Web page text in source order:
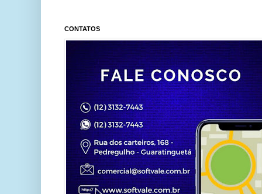
CONTATOS